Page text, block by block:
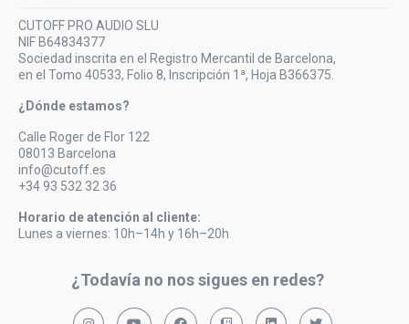
CUTOFF PRO AUDIO SLU
NIF B64834377
Sociedad inscrita en el Registro Mercantil de Barcelona,
en el Tomo 40533, Folio 8, Inscripción 1ª, Hoja B366375.
¿Dónde estamos?
Calle Roger de Flor 122
08013 Barcelona
info@cutoff.es
+34 93 532 32 36
Horario de atención al cliente:
Lunes a viernes: 10h–14h y 16h–20h
¿Todavía no nos sigues en redes?